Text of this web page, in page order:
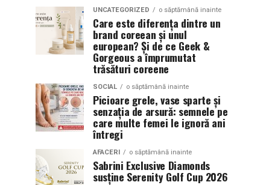
UNCATEGORIZED o săptămână inainte
Care este diferența dintre un
brand coreean și unul
european? Și de ce Geek &
Gorgeous a împrumutat
trăsături coreene
SOCIAL o săptămână inainte
Picioare grele, vase sparte și
senzația de arsură: semnele pe
care multe femei le ignoră ani
întregi
AFACERI o săptămână inainte
Sabrini Exclusive Diamonds
susține Serenity Golf Cup 2026